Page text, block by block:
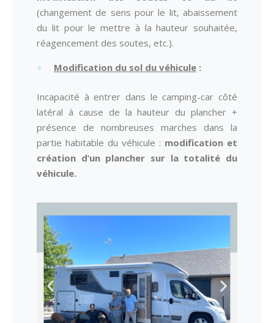
(changement de sens pour le lit, abaissement
du lit pour le mettre à la hauteur souhaitée,
réagencement des soutes, etc.).
Modification du sol du véhicule :
Incapacité à entrer dans le camping-car côté
latéral à cause de la hauteur du plancher +
présence de nombreuses marches dans la
partie habitable du véhicule : modification et
création d’un plancher sur la totalité du
véhicule.